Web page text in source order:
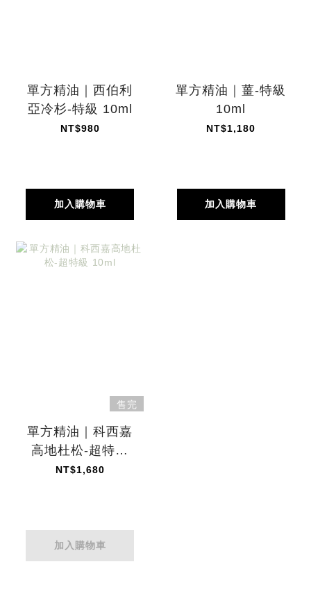
單方精油｜西伯利
亞冷杉-特級 10ml
NT$980
加入購物車
單方精油｜薑-特級
10ml
NT$1,180
加入購物車
售完
單方精油｜科西嘉
高地杜松-超特級
10ml
NT$1,680
加入購物車